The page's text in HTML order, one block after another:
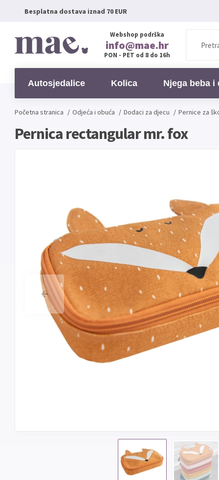
Besplatna dostava iznad 70 EUR
Webshop podrška
info@mae.hr
PON - PET od 8 do 16h
Autosjedalice Kolica Njega beba i
Početna stranica / Odjeća i obuća / Dodaci za djecu / Pernice za
Pernica rectangular mr. fox